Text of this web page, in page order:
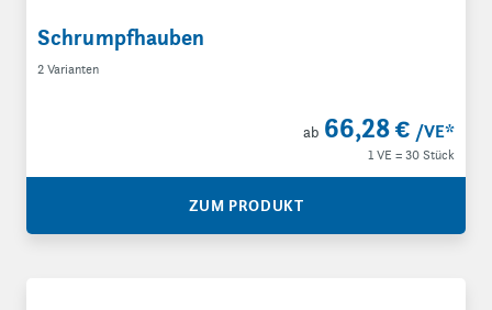
Schrumpfhauben
2 Varianten
ab 66,28 € /VE*
1 VE = 30 Stück
ZUM PRODUKT